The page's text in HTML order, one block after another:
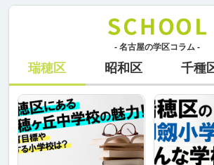
- 名古屋の学区コラム -
瑞穂区 昭和区 千種